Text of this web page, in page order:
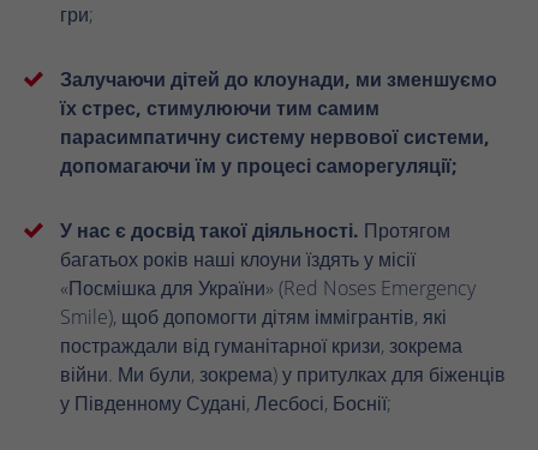
гри;
Залучаючи дітей до клоунади, ми зменшуємо
їх стрес, стимулюючи тим самим
парасимпатичну систему нервової системи,
допомагаючи їм у процесі саморегуляції;
У нас є досвід такої діяльності. Протягом
багатьох років наші клоуни їздять у місії
«Посмішка для України» (Red Noses Emergency
Smile), щоб допомогти дітям іммігрантів, які
постраждали від гуманітарної кризи, зокрема
війни. Ми були, зокрема) у притулках для біженців
у Південному Судані, Лесбосі, Боснії;